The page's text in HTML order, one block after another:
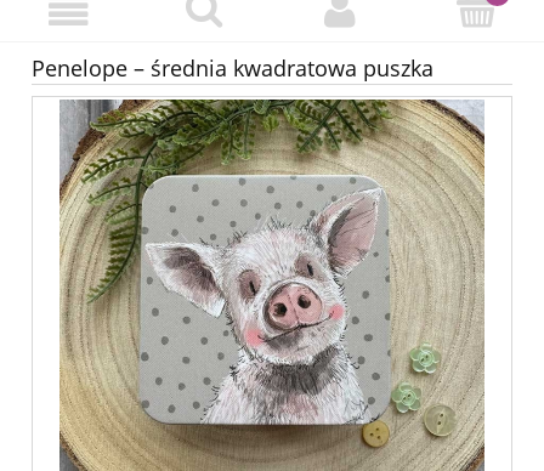
Penelope – średnia kwadratowa puszka